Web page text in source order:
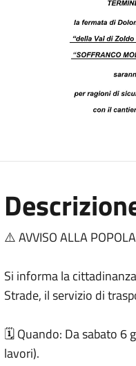
⚠️ AVVISO ALLA
Si informa la
Strade, il servizio di
🗓️ Quando: Da sabato 6
lavori).